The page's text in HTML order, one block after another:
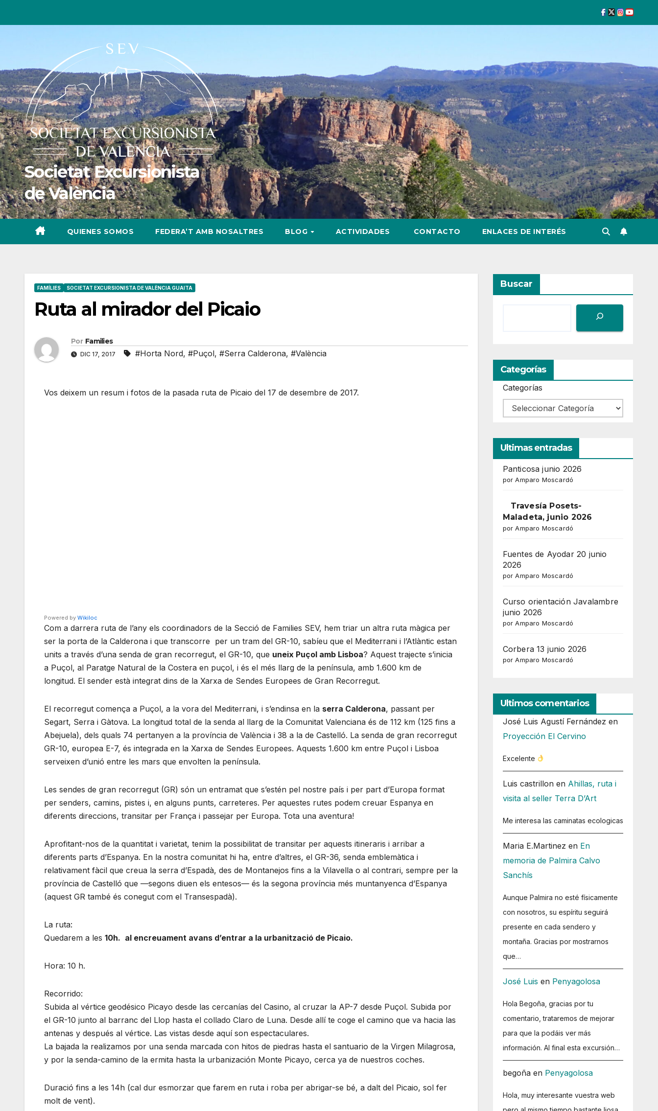
Societat Excursionista
de València
QUIENES SOMOS FEDERA’T AMB NOSALTRES BLOG ACTIVIDADES CONTACTO ENLACES DE INTERÉS
FAMÍLIES SOCIETAT EXCURSIONISTA DE VALÈNCIA GUAITA
Ruta al mirador del Picaio
Por Families
DIC 17, 2017 #Horta Nord, #Puçol, #Serra Calderona, #València
Vos deixem un resum i fotos de la pasada ruta de Picaio del 17 de desembre de 2017.
Powered by Wikiloc
Com a darrera ruta de l’any els coordinadors de la Secció de Families SEV, hem triar un altra ruta màgica per
ser la porta de la Calderona i que transcorre per un tram del GR-10, sabíeu que el Mediterrani i l’Atlàntic estan
units a través d’una senda de gran recorregut, el GR-10, que uneix Puçol amb Lisboa? Aquest trajecte s’inicia
a Puçol, al Paratge Natural de la Costera en puçol, i és el més llarg de la península, amb 1.600 km de
longitud. El sender està integrat dins de la Xarxa de Sendes Europees de Gran Recorregut.
El recorregut comença a Puçol, a la vora del Mediterrani, i s’endinsa en la serra Calderona, passant per
Segart, Serra i Gàtova. La longitud total de la senda al llarg de la Comunitat Valenciana és de 112 km (125 fins a
Abejuela), dels quals 74 pertanyen a la província de València i 38 a la de Castelló. La senda de gran recorregut
GR-10, europea E-7, és integrada en la Xarxa de Sendes Europees. Aquests 1.600 km entre Puçol i Lisboa
serveixen d’unió entre les mars que envolten la península.
Les sendes de gran recorregut (GR) són un entramat que s’estén pel nostre país i per part d’Europa format
per senders, camins, pistes i, en alguns punts, carreteres. Per aquestes rutes podem creuar Espanya en
diferents direccions, transitar per França i passejar per Europa. Tota una aventura!
Aprofitant-nos de la quantitat i varietat, tenim la possibilitat de transitar per aquests itineraris i arribar a
diferents parts d’Espanya. En la nostra comunitat hi ha, entre d’altres, el GR-36, senda emblemàtica i
relativament fàcil que creua la serra d’Espadà, des de Montanejos fins a la Vilavella o al contrari, sempre per la
província de Castelló que —segons diuen els entesos— és la segona província més muntanyenca d’Espanya
(aquest GR també és conegut com el Transespadà).
La ruta:
Quedarem a les 10h. al encreuament avans d’entrar a la urbanització de Picaio.
Hora: 10 h.
Recorrido:
Subida al vértice geodésico Picayo desde las cercanías del Casino, al cruzar la AP-7 desde Puçol. Subida por
el GR-10 junto al barranc del Llop hasta el collado Claro de Luna. Desde allí te coge el camino que va hacia las
antenas y después al vértice. Las vistas desde aquí son espectaculares.
La bajada la realizamos por una senda marcada con hitos de piedras hasta el santuario de la Virgen Milagrosa,
y por la senda-camino de la ermita hasta la urbanización Monte Picayo, cerca ya de nuestros coches.
Duració fins a les 14h (cal dur esmorzar que farem en ruta i roba per abrigar-se bé, a dalt del Picaio, sol fer
molt de vent).
Buscar
Categorías
Categorías
Ultimas entradas
Panticosa junio 2026
por Amparo Moscardó
Travesía Posets-
Maladeta, junio 2026
por Amparo Moscardó
Fuentes de Ayodar 20 junio
2026
por Amparo Moscardó
Curso orientación Javalambre
junio 2026
por Amparo Moscardó
Corbera 13 junio 2026
por Amparo Moscardó
Ultimos comentarios
José Luis Agustí Fernández en
Proyección El Cervino
Excelente
Luis castrillonen Ahillas, ruta i
visita al seller Terra D’Art
Me interesa las caminatas ecologicas
Maria E.Martinez en En
memoria de Palmira Calvo
Sanchís
Aunque Palmira no esté físicamente
con nosotros, su espíritu seguirá
presente en cada sendero y
montaña. Gracias por mostrarnos
que…
José Luis en Penyagolosa
Hola Begoña, gracias por tu
comentario, trataremos de mejorar
para que la podáis ver más
información. Al final esta excursión…
begoñaen Penyagolosa
Hola, muy interesante vuestra web